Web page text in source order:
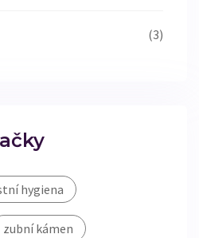
(3)
hygiena
zubní kámen